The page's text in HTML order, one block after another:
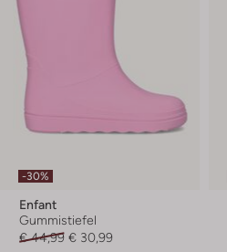
-30%
Enfant
Gummistiefel
€ 44,99 € 30,99